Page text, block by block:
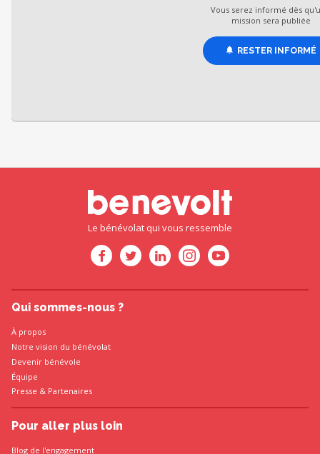
Vous serez informé dès
mission sera publiée
RESTER INFORMÉ
Le bénévolat qui vous ressemble
Qui sommes-nous ?
À propos
Notre vision du bénévolat
Devenir bénévole
Équipe
Presse & Partenaires
Pour aller plus loin
Blog de l'engagement